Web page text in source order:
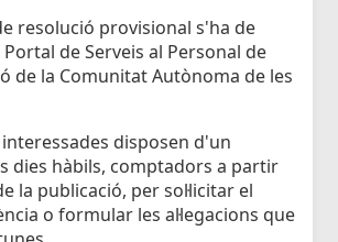
resolució provisional s'ha de
de Serveis al Personal de
de la Comunitat Autònoma de les
disposen d'un
dies hàbils, comptadors a partir
la publicació, per sol·licitar el
o formular les al·legacions que